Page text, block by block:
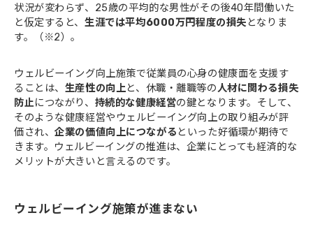
状況が変わらず、25歳の平均的な男性がその後40年間働いた
と仮定すると、生涯では平均6000万円程度の損失となりま
す。（※2）。
ウェルビーイング向上施策で従業員の心身の健康面を支援す
ることは、 生産性の向上と、休職・離職等の人材に関わる損失
防止につながり、 持続的な健康経営の鍵となります。そして、
そのような健康経営やウェルビーイング向上の取り組みが評
価され、企業の価値向上につながる といった好循環が期待で
きます。ウェルビーイングの推進は、企業にとっても経済的な
メリットが大きいと言えるのです。
ウェルビーイング施策が進まない